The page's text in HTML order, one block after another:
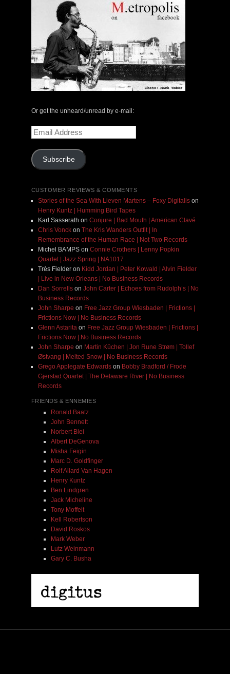
Or get the unheard/unread by e-mail:
Email
Address
Subscribe
CUSTOMER REVIEWS & COMMENTS
Stories of the Sea With Lieven Martens – Foxy Digitalison
Henry Kuntz | Humming Bird Tapes
Karl Sasserath on Conjure | Bad Mouth | American Clavé
Chris Vonckon The Kris Wanders Outfit | In
Remembrance of the Human Race | Not Two Records
Michel BAMPSon Connie Crothers | Lenny Popkin
Quartet | Jazz Spring | NA1017
Très Fielderon Kidd Jordan | Peter Kowald | Alvin Fielder
| Live in New Orleans | No Business Records
Dan Sorrellson John Carter | Echoes from Rudolph’s | No
Business Records
John Sharpe on Free Jazz Group Wiesbaden | Frictions |
Frictions Now | No Business Records
Glenn Astaritaon Free Jazz Group Wiesbaden | Frictions |
Frictions Now | No Business Records
John Sharpe on Martin Küchen | Jon Rune Strøm | Tollef
Østvang | Melted Snow | No Business Records
Grego Applegate Edwardson Bobby Bradford / Frode
Gjerstad Quartet | The Delaware River | No Business
Records
FRIENDS & ENNEMIES
Ronald Baatz
John Bennett
Norbert Blei
Albert DeGenova
Misha Feigin
Marc D. Goldfinger
Rolf Allard Van Hagen
Henry Kuntz
Ben Lindgren
Jack Micheline
Tony Moffeit
Kell Robertson
David Roskos
Mark Weber
Lutz Weinmann
Gary C. Busha